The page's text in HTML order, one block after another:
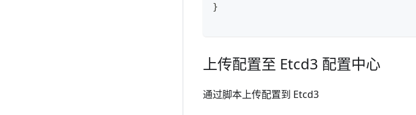
}
上传配置至 Etcd3 配置中心
通过脚本上传配置到 Etcd3